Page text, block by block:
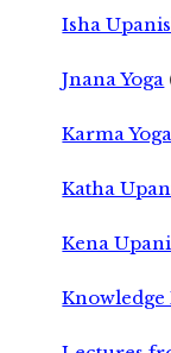
Isha
Jnana Yoga
Karma Yoga
Katha
Kena
Knowledge